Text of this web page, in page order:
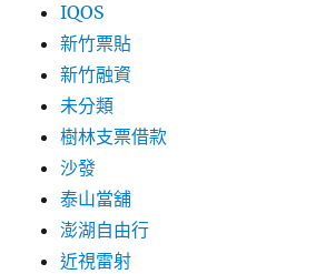
IQOS
新竹票貼
新竹融資
未分類
樹林支票借款
沙發
泰山當舖
澎湖自由行
近視雷射